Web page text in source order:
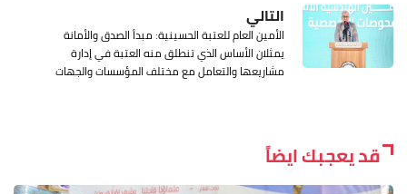
التالي
الأمين العام للعتبة الحسينية: مبدأ الصدق والأمانة
يمثلان الأساس الذي تنطلق منه العتبة في إدارة
مشاريعها والتعامل مع مختلف المؤسسات والجهات
قد يعجبك ايضاً